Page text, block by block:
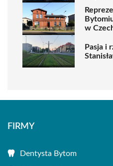
w
Pasja i
FIRMY
Dentysta Bytom